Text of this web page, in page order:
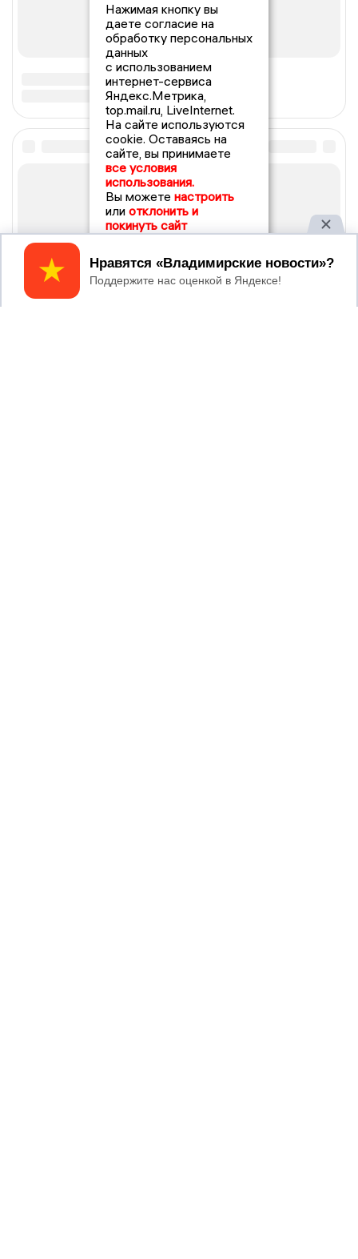
Нажимая кнопку вы
даете согласие на
обработку персональных
данных
с использованием
интернет-сервиса
Яндекс.Метрика,
top.mail.ru, LiveInternet.
На сайте используются
cookie. Оставаясь на
сайте, вы принимаете
все условия
использования.
Вы можете настроить
или отклонить и
покинуть сайт
Принять